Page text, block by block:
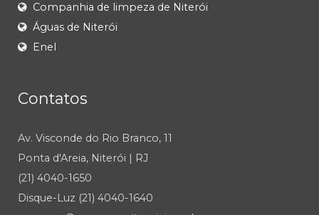
Companhia de limpeza de Niterói
Águas de Niterói
Enel
Contatos
Av. Visconde do Rio Branco, 11
Ponta d'Areia, Niterói | RJ
(21) 4040-1650
Disque-Luz (21) 4040-1640